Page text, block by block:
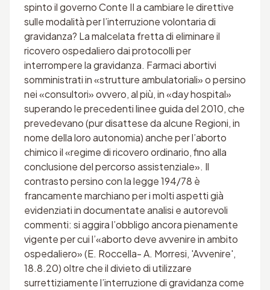
spinto il governo Conte II a cambiare le direttive
sulle modalità per l’interruzione volontaria di
gravidanza? La malcelata fretta di eliminare il
ricovero ospedaliero dai protocolli per
interrompere la gravidanza. Farmaci abortivi
somministrati in «strutture ambulatoriali» o persino
nei «consultori» ovvero, al più, in «day hospital»
superando le precedenti linee guida del 2010, che
prevedevano (pur disattese da alcune Regioni, in
nome della loro autonomia) anche per l’aborto
chimico il «regime di ricovero ordinario, fino alla
conclusione del percorso assistenziale». Il
contrasto persino con la legge 194/78 è
francamente marchiano per i molti aspetti già
evidenziati in documentate analisi e autorevoli
commenti: si aggira l’obbligo ancora pienamente
vigente per cui l’«aborto deve avvenire in ambito
ospedaliero» (E. Roccella- A. Morresi, 'Avvenire',
18.8.20) oltre che il divieto di utilizzare
surrettiziamente l’interruzione di gravidanza come